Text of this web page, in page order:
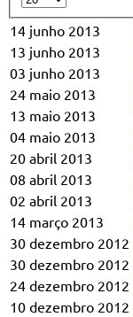
14 junho 2013
13 junho 2013
03 junho 2013
24 maio 2013
13 maio 2013
04 maio 2013
20 abril 2013
08 abril 2013
02 abril 2013
14 março 2013
30 dezembro 2012
30 dezembro 2012
24 dezembro 2012
10 dezembro 2012